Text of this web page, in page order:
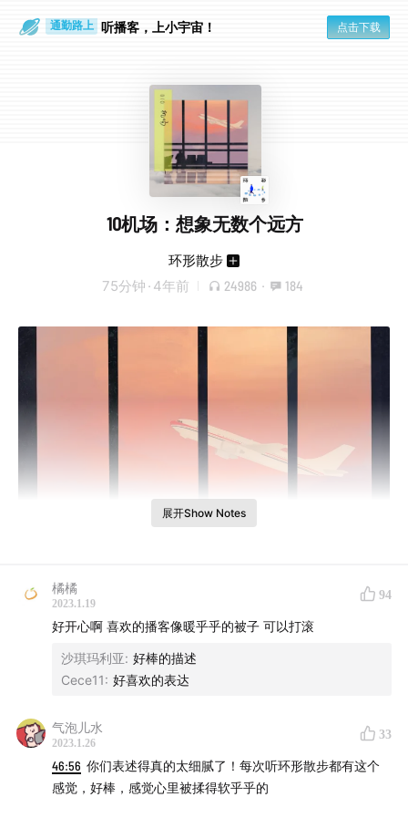
通勤路上 听播客，上小宇宙！ 点击下载
10机场：想象无数个远方
环形散步
75分钟 · 4年前 24986 · 184
2022年像是被困住的一年，走出家门，城市穿行，出国旅
游，以前习以为常的出行生活被设置上了重重的障碍。
展开Show Notes
橘橘
2023.1.19
94
好开心啊 喜欢的播客像暖乎乎的被子 可以打滚
沙琪玛利亚: 好棒的描述
Cece11: 好喜欢的表达
气泡儿水
2023.1.26
33
46:56 你们表述得真的太细腻了！每次听环形散步都有这个
感觉，好棒，感觉心里被揉得软乎乎的